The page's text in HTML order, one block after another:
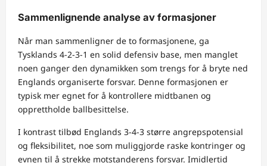
Sammenlignende analyse av formasjoner
Når man sammenligner de to formasjonene, ga
Tysklands 4-2-3-1 en solid defensiv base, men manglet
noen ganger den dynamikken som trengs for å bryte ned
Englands organiserte forsvar. Denne formasjonen er
typisk mer egnet for å kontrollere midtbanen og
opprettholde ballbesittelse.
I kontrast tilbød Englands 3-4-3 større angrepspotensial
og fleksibilitet, noe som muliggjorde raske kontringer og
evnen til å strekke motstanderens forsvar. Imidlertid